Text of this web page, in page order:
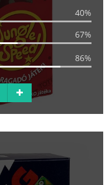
40%
67%
86%